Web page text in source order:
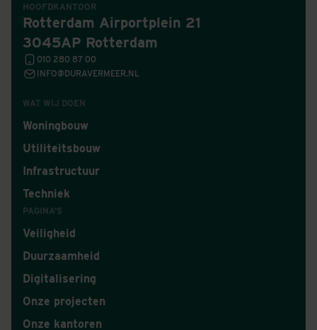
WAT WIJ DOEN
Woningbouw
Utiliteitsbouw
Infrastructuur
Techniek
PAGINA'S
Veiligheid
Duurzaamheid
Digitalisering
Onze projecten
Onze kantoren
HOOFDKANTOOR
Rotterdam Airportplein 21
3045AP Rotterdam
010 280 87 00
INFO@DURAVERMEER.NL